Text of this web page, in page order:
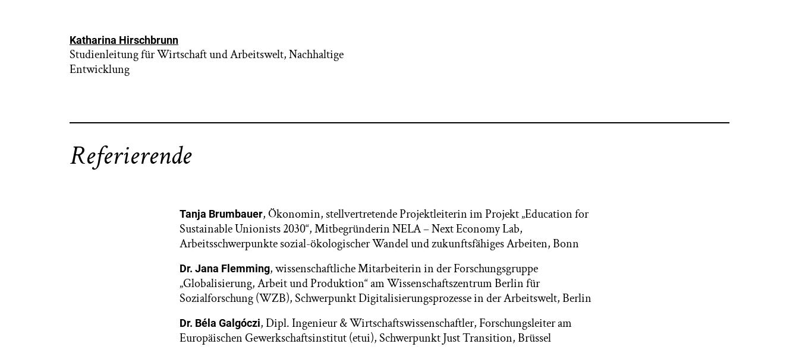
Katharina Hirschbrunn
Studienleitung für Wirtschaft und Arbeitswelt, Nachhaltige
Entwicklung
Referierende
Tanja Brumbauer, Ökonomin, stellvertretende Projektleiterin im Projekt „Education for
Sustainable Unionists 2030“, Mitbegründerin NELA – Next Economy Lab,
Arbeitsschwerpunkte sozial-ökologischer Wandel und zukunftsfähiges Arbeiten, Bonn
Dr. Jana Flemming, wissenschaftliche Mitarbeiterin in der Forschungsgruppe
„Globalisierung, Arbeit und Produktion“ am Wissenschaftszentrum Berlin für
Sozialforschung (WZB), Schwerpunkt Digitalisierungsprozesse in der Arbeitswelt, Berlin
Dr. Béla Galgóczi, Dipl. Ingenieur & Wirtschaftswissenschaftler, Forschungsleiter am
Europäischen Gewerkschaftsinstitut (etui), Schwerpunkt Just Transition, Brüssel